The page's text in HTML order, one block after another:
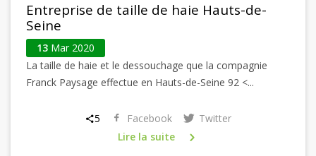
Entreprise de taille de haie Hauts-de-
Seine
13 Mar 2020
La taille de haie et le dessouchage que la compagnie
Franck Paysage effectue en Hauts-de-Seine 92 <...
5 Facebook
Twitter
Lire la suite